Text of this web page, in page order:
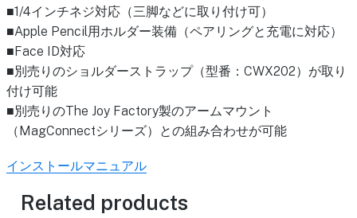
■1/4インチネジ対応（三脚などに取り付け可）
■Apple Pencil用ホルダー装備（ペアリングと充電に対応）
■Face ID対応
■別売りのショルダーストラップ（型番：CWX202）が取り
付け可能
■別売りのThe Joy Factory製のアームマウント
（MagConnectシリーズ）との組み合わせが可能
インストールマニュアル
Related products